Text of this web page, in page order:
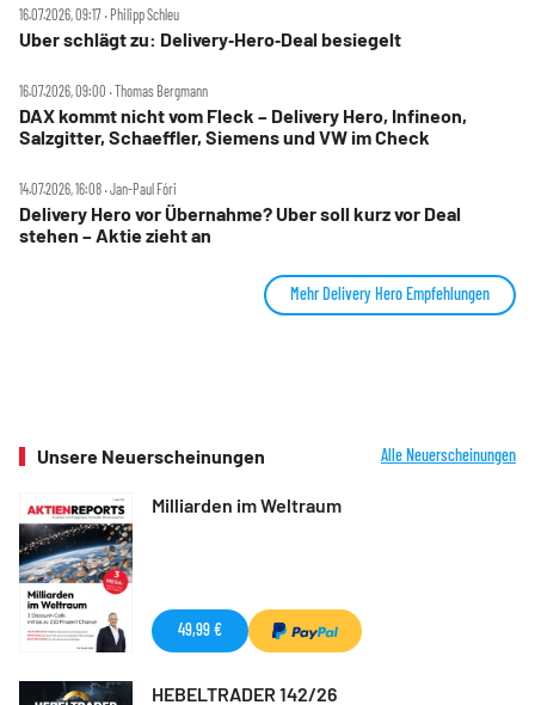
16.07.2026, 09:17 ‧ Philipp Schleu
Uber schlägt zu: Delivery‑Hero‑Deal besiegelt
16.07.2026, 09:00 ‧ Thomas Bergmann
DAX kommt nicht vom Fleck – Delivery Hero, Infineon,
Salzgitter, Schaeffler, Siemens und VW im Check
14.07.2026, 16:08 ‧ Jan-Paul Fóri
Delivery Hero vor Übernahme? Uber soll kurz vor Deal
stehen – Aktie zieht an
Mehr Delivery Hero Empfehlungen
Unsere Neuerscheinungen Alle Neuerscheinungen
Milliarden im Weltraum
49,99 €
HEBELTRADER 142/26